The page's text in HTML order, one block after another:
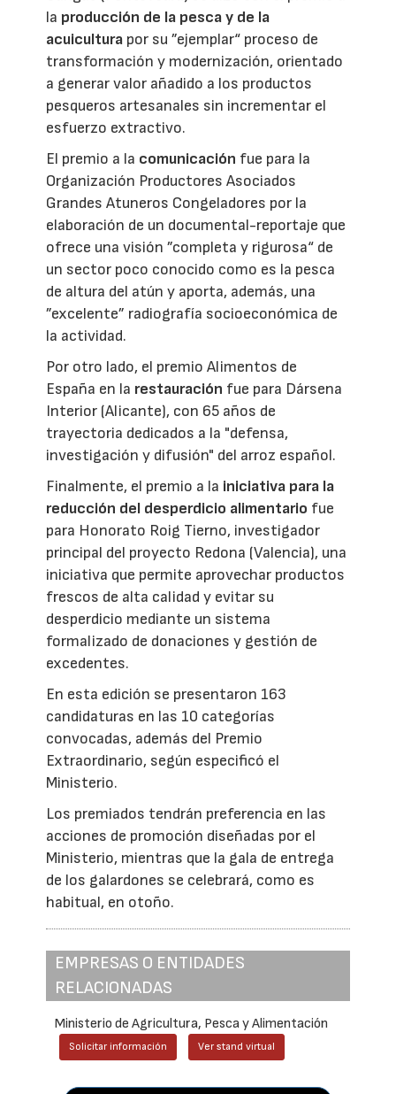
la producción de la pesca y de la
acuicultura por su ”ejemplar“ proceso de
transformación y modernización, orientado
a generar valor añadido a los productos
pesqueros artesanales sin incrementar el
esfuerzo extractivo.
El premio a la comunicación fue para la
Organización Productores Asociados
Grandes Atuneros Congeladores por la
elaboración de un documental-reportaje que
ofrece una visión ”completa y rigurosa“ de
un sector poco conocido como es la pesca
de altura del atún y aporta, además, una
”excelente” radiografía socioeconómica de
la actividad.
Por otro lado, el premio Alimentos de
España en la restauración fue para Dársena
Interior (Alicante), con 65 años de
trayectoria dedicados a la "defensa,
investigación y difusión" del arroz español.
Finalmente, el premio a la iniciativa para la
reducción del desperdicio alimentario fue
para Honorato Roig Tierno, investigador
principal del proyecto Redona (Valencia), una
iniciativa que permite aprovechar productos
frescos de alta calidad y evitar su
desperdicio mediante un sistema
formalizado de donaciones y gestión de
excedentes.
En esta edición se presentaron 163
candidaturas en las 10 categorías
convocadas, además del Premio
Extraordinario, según especificó el
Ministerio.
Los premiados tendrán preferencia en las
acciones de promoción diseñadas por el
Ministerio, mientras que la gala de entrega
de los galardones se celebrará, como es
habitual, en otoño.
EMPRESAS O ENTIDADES
RELACIONADAS
Ministerio de Agricultura, Pesca y Alimentación
Solicitar información Ver stand virtual